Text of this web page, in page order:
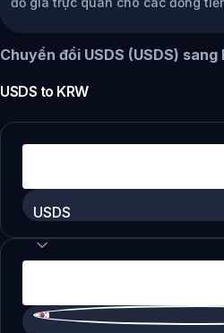
Chuyển đổi USDS (USDS) sang
USDS to KRW
USDS